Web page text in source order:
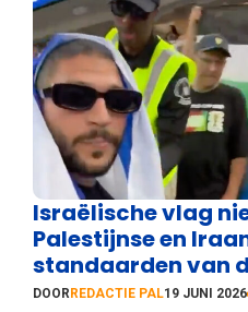
Israëlische vlag
Palestijnse en
standaarden van
DOOR REDACTIE PAL19 JUNI 2026